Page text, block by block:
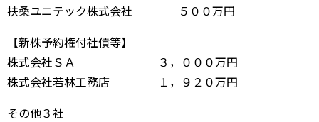
扶桑ユニテック株式会社 ５００万円
【新株予約権付社債等】
株式会社ＳＡ ３，０００万円
株式会社若林工務店 １，９２０万円
その他３社